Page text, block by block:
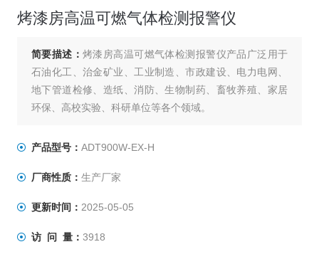
烤漆房高温可燃气体检测报警仪
简要描述：烤漆房高温可燃气体检测报警仪产品广泛用于
石油化工、治金矿业、工业制造、市政建设、电力电网、
地下管道检修、造纸、消防、生物制药、畜牧养殖、家居
环保、高校实验、科研单位等各个领域。
产品型号： ADT900W-EX-H
厂商性质： 生产厂家
更新时间： 2025-05-05
访 问 量： 3918